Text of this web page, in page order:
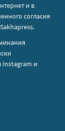
и в
согласия
Instagram и